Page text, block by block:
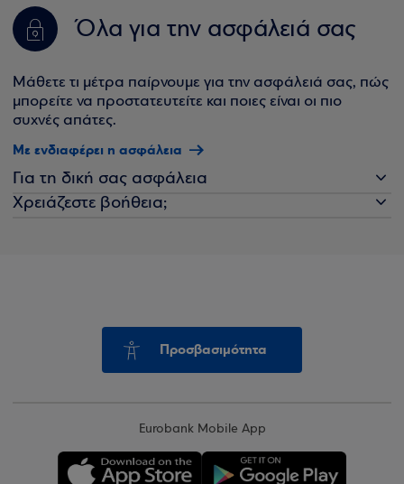
Όλα για την ασφάλειά σας
Μάθετε τι μέτρα παίρνουμε για την ασφάλειά σας, πώς
μπορείτε να προστατευτείτε και ποιες είναι οι πιο
συχνές απάτες.
Με ενδιαφέρει η ασφάλεια
Για τη δική σας ασφάλεια
Χρειάζεστε βοήθεια;
Προσβασιμότητα
Eurobank Mobile App